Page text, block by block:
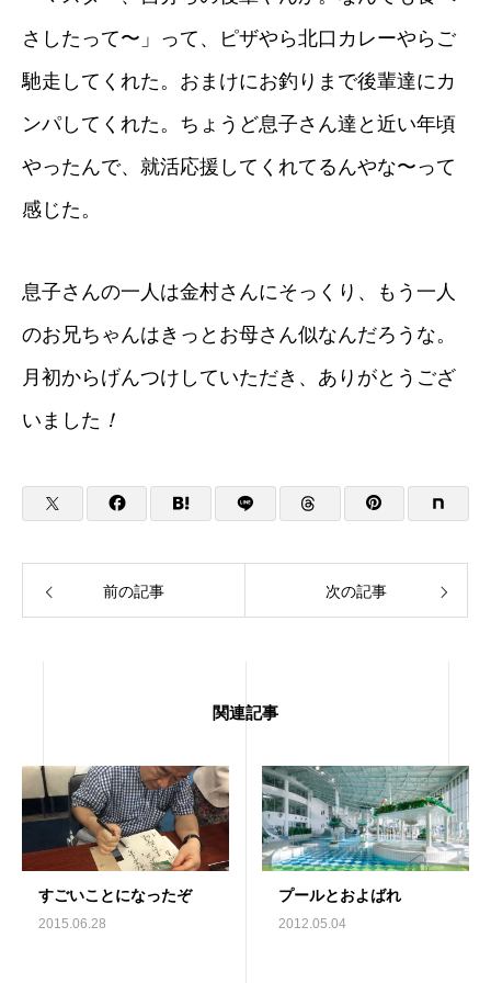
さしたって〜」って、ピザやら北口カレーやらご
馳走してくれた。おまけにお釣りまで後輩達にカ
ンパしてくれた。ちょうど息子さん達と近い年頃
やったんで、就活応援してくれてるんやな〜って
感じた。
息子さんの一人は金村さんにそっくり、もう一人
のお兄ちゃんはきっとお母さん似なんだろうな。
月初からげんつけしていただき、ありがとうござ
いました ！
前の記事 次の記事
関連記事
すごいことになったぞ
2015.06.28
プールとおよばれ
2012.05.04